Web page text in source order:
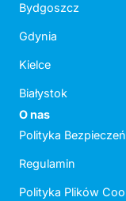
Bydgoszcz
Gdynia
Kielce
Białystok
O nas
Polityka
Regulamin
Polityka Plików